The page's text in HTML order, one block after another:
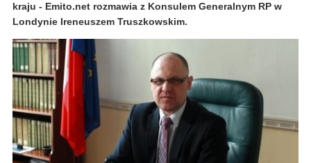
kraju - Emito.net rozmawia z Konsulem Generalnym RP w
Londynie Ireneuszem Truszkowskim.